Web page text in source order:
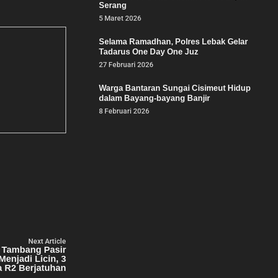
Next Article
article:
Pasir
Licin, 3
R2 Berjatuhan
Serang
5 Maret 2026
Selama Ramadhan, Polres Lebak Gelar
Tadarus One Day One Juz
27 Februari 2026
Warga Bantaran Sungai Cisimeut Hidup
dalam Bayang-bayang Banjir
8 Februari 2026